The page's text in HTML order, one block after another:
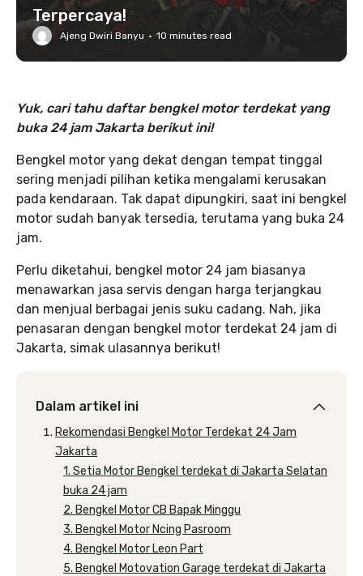
Terpercaya!
Ajeng Dwiri Banyu · 10 minutes read
Yuk, cari tahu daftar bengkel motor terdekat yang
buka 24 jam Jakarta berikut ini!
Bengkel motor yang dekat dengan tempat tinggal
sering menjadi pilihan ketika mengalami kerusakan
pada kendaraan. Tak dapat dipungkiri, saat ini bengkel
motor sudah banyak tersedia, terutama yang buka 24
jam.
Perlu diketahui, bengkel motor 24 jam biasanya
menawarkan jasa servis dengan harga terjangkau
dan menjual berbagai jenis suku cadang. Nah, jika
penasaran dengan bengkel motor terdekat 24 jam di
Jakarta, simak ulasannya berikut!
Dalam artikel ini
Rekomendasi Bengkel Motor Terdekat 24 Jam
Jakarta
1. Setia Motor Bengkel terdekat di Jakarta Selatan
buka 24 jam
2. Bengkel Motor CB Bapak Minggu
3. Bengkel Motor Ncing Pasroom
4. Bengkel Motor Leon Part
5. Bengkel Motovation Garage terdekat di Jakarta